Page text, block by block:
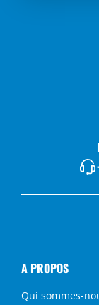
A PROPOS
Qui sommes-